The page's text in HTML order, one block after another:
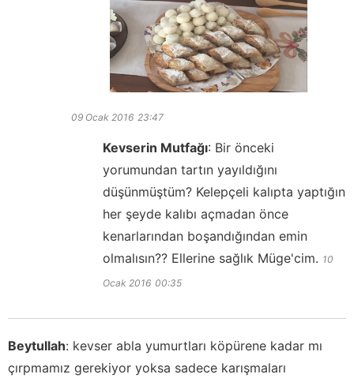
09 Ocak 2016 23:47
Kevserin Mutfağı: Bir önceki
yorumundan tartın yayıldığını
düşünmüştüm? Kelepçeli kalıpta yaptığın
her şeyde kalıbı açmadan önce
kenarlarından boşandığından emin
olmalısın?? Ellerine sağlık Müge'cim. 10
Ocak 2016 00:35
Beytullah: kevser abla yumurtları köpürene kadar mı
çırpmamız gerekiyor yoksa sadece karışmaları